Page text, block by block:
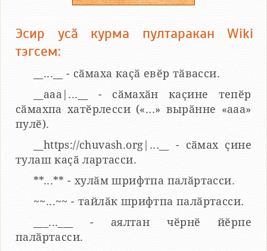
Эсир усӑ курма пултаракан Wiki
тэгсем:
__...__ - сӑмаха каҫӑ евӗр тӑвасси.
__aaa|...__ - сӑмахӑн каҫине тепӗр
сӑмахпа хатӗрлесси («...» вырӑнне «ааа»
пулӗ).
__https://chuvash.org|...__ - сӑмах ҫине
тулаш каҫӑ лартасси.
**...** - хулӑм шрифтпа палӑртасси.
~~...~~ - тайлӑк шрифтпа палӑртасси.
___...___ - аялтан чӗрнӗ йӗрпе
палӑртасси.